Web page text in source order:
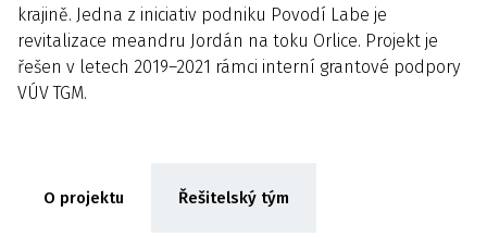
krajině. Jedna z iniciativ podniku Povodí Labe je
revitalizace meandru Jordán na toku Orlice. Projekt je
řešen v letech 2019–2021 rámci interní grantové podpory
VÚV TGM.
O projektu Řešitelský tým